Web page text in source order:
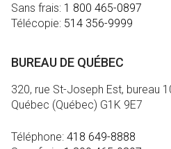
Sans frais: 1 800 465-0897
Télécopie: 514 356-9999
BUREAU DE QUÉBEC
320, rue St-Joseph Est, bureau
Québec (Québec) G1K 9E7
Téléphone: 418 649-8888